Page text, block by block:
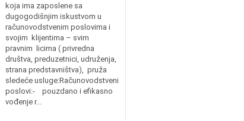
koja ima zaposlene sa
dugogodišnjim iskustvom u
računovodstvenim poslovima i
svojim klijentima – svim
pravnim licima ( privredna
društva, preduzetnici, udruženja,
strana predstavništva), pruža
sledeće usluge:Računovodstveni
poslovi:- pouzdano i efikasno
vođenje r...